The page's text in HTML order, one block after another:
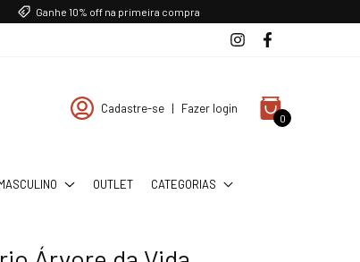
Ganhe 10% off na primeira compra
Cadastre-se | Fazer login
0
OUTLET CATEGORIAS